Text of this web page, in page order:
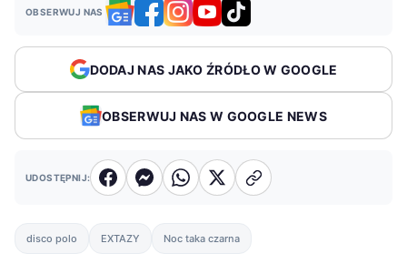
OBSERWUJ NAS
DODAJ NAS JAKO ŹRÓDŁO W GOOGLE
OBSERWUJ NAS W GOOGLE NEWS
UDOSTĘPNIJ:
disco polo EXTAZY Noc taka czarna